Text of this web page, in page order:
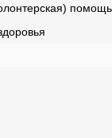
помощь